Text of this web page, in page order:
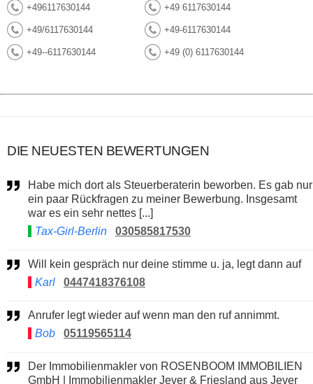
+496117630144 +49 6117630144
+49/6117630144 +49-6117630144
+49--6117630144 +49 (0) 6117630144
DIE NEUESTEN BEWERTUNGEN
Habe mich dort als Steuerberaterin beworben. Es gab nur
ein paar Rückfragen zu meiner Bewerbung. Insgesamt
war es ein sehr nettes [...]
Tax-Girl-Berlin
030585817530
Will kein gespräch nur deine stimme u. ja, legt dann auf
Karl
0447418376108
Anrufer legt wieder auf wenn man den ruf annimmt.
Bob
05119565114
Der Immobilienmakler von ROSENBOOM IMMOBILIEN
GmbH | Immobilienmakler Jever & Friesland aus Jever